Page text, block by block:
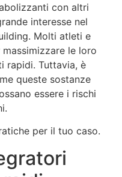
con altri
interesse nel
Molti atleti e
le loro
rapidi. Tuttavia, è
queste sostanze
essere i rischi
per il tuo caso.